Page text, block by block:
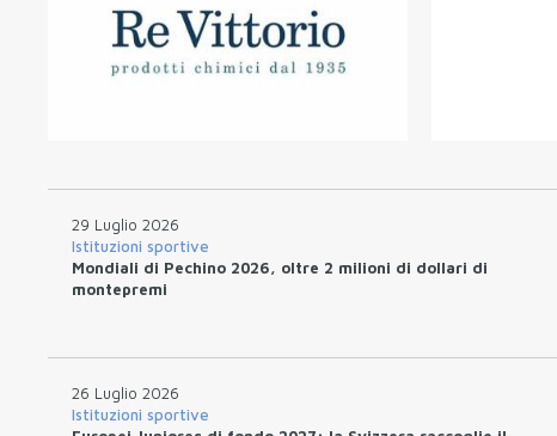
29 Luglio 2026
Istituzioni sportive
Mondiali di Pechino 2026, oltre 2 milioni di dollari di
montepremi
26 Luglio 2026
Istituzioni sportive